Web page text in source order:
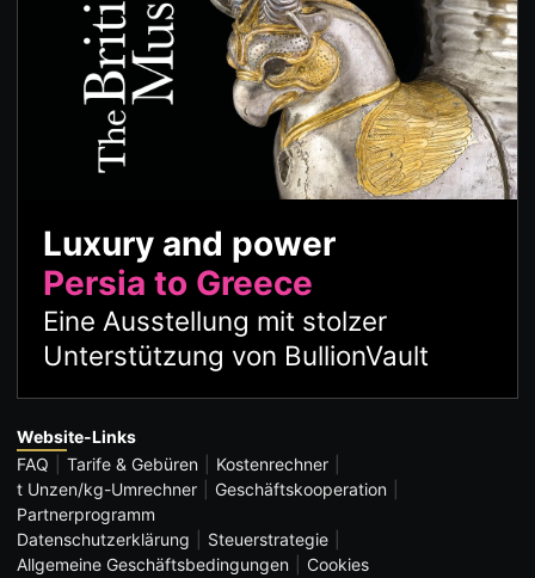
Luxury and power
Persia to Greece
Eine Ausstellung mit stolzer
Unterstützung von BullionVault
Website-Links
FAQ
Tarife & Gebüren
Kostenrechner
t Unzen/kg-Umrechner
Geschäftskooperation
Partnerprogramm
Datenschutzerklärung
Steuerstrategie
Allgemeine Geschäftsbedingungen
Cookies